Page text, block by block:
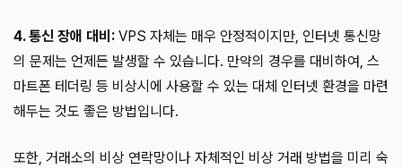
4. 통신 장애 대비: VPS 자체는 매우 안정적이지만, 인터넷 통신망
의 문제는 언제든 발생할 수 있습니다. 만약의 경우를 대비하여, 스
마트폰 테더링 등 비상시에 사용할 수 있는 대체 인터넷 환경을 마련
해두는 것도 좋은 방법입니다.
또한, 거래소의 비상 연락망이나 자체적인 비상 거래 방법을 미리 숙